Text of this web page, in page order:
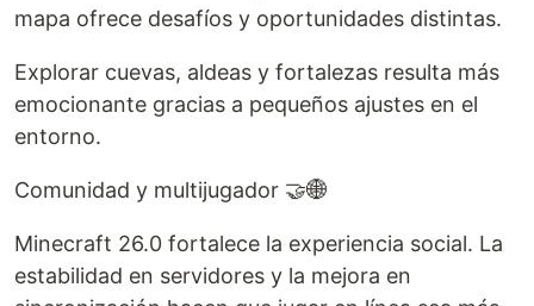
mapa ofrece desafíos y oportunidades distintas.
Explorar cuevas, aldeas y fortalezas resulta más
emocionante gracias a pequeños ajustes en el
entorno.
Comunidad y multijugador 🤝🌐
Minecraft 26.0 fortalece la experiencia social. La
estabilidad en servidores y la mejora en